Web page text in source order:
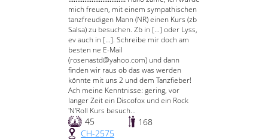
mich freuen, mit einem sympathischen
tanzfreudigen Mann (NR) einen Kurs (zb
Salsa) zu besuchen. Zb in [...] oder Lyss,
ev auch in [...]. Schreibe mir doch am
besten ne E-Mail
(rosenastd@yahoo.com) und dann
finden wir raus ob das was werden
könnte mit uns 2 und dem Tanzfieber!
Ach meine Kenntnisse: gering, vor
langer Zeit ein Discofox und ein Rock
'N'Roll Kurs besuch...
45
168
CH-2575